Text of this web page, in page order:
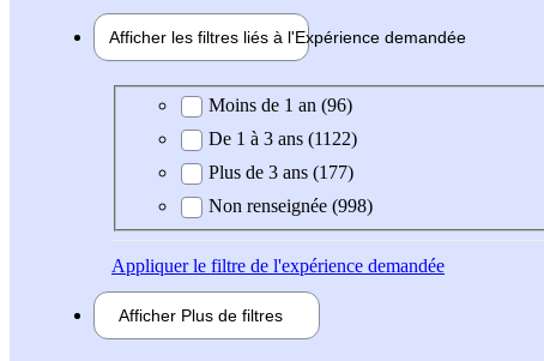
Afficher les filtres liés à l'Expérience demandée
Expérience demandée
Moins de 1 an (96)
De 1 à 3 ans (1122)
Plus de 3 ans (177)
Non renseignée (998)
Appliquerle filtre de l'expérience demandée
Afficher Plus de filtres